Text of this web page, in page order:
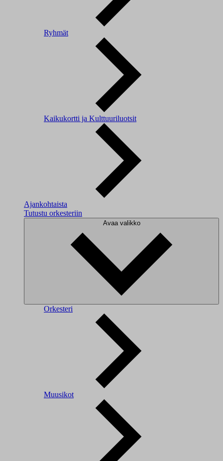
Ryhmät
Kaikukortti ja Kulttuuriluotsit
Ajankohtaista
Tutustu orkesteriin
Avaa valikko
Orkesteri
Muusikot